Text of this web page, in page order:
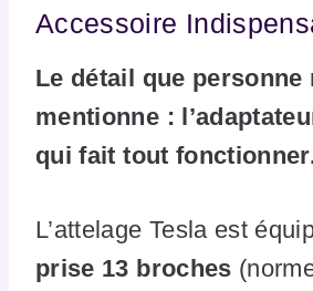
Accessoire
Le détail que personne
mentionne :
qui fait tout
L’attelage Tesla est
prise 13 broches